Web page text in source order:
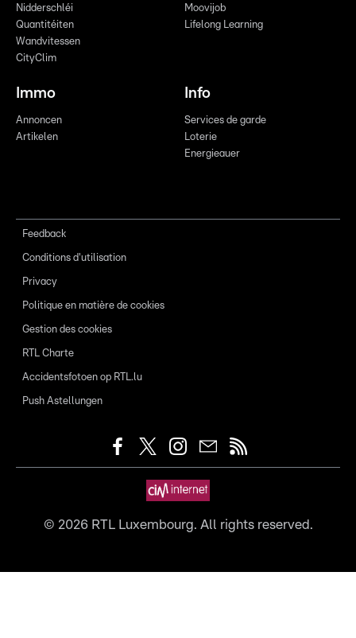
Nidderschléi
Quantitéiten
Wandvitessen
CityClim
Moovijob
Lifelong Learning
Immo
Annoncen
Artikelen
Info
Services de garde
Loterie
Energieauer
Feedback
Conditions d'utilisation
Privacy
Politique en matière de cookies
Gestion des cookies
RTL Charte
Accidentsfotoen op RTL.lu
Push Astellungen
© 2026RTL Luxembourg. All rights reserved.